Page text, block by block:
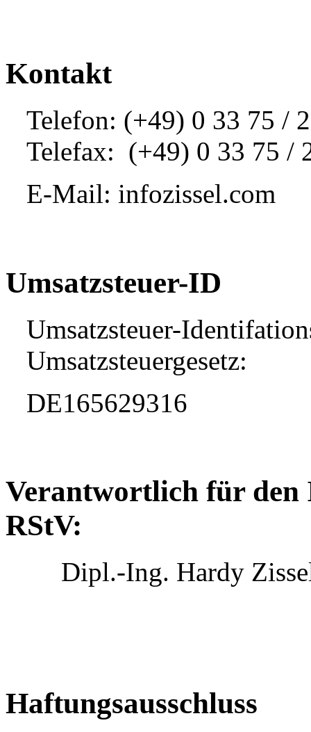
Kontakt
Telefon: (+49) 0 33 75 /
Telefax: (+49) 0 33 75 /
E-Mail: infozissel.com
Umsatzsteuer-ID
Umsatzsteuer-
Umsatzsteuergesetz:
DE165629316
Verantwortlich für den
RStV:
Dipl.-Ing. Hardy
Haftungsausschluss